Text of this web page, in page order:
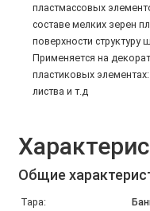
пластмассовых
составе мелких зерен
поверхности структуру
Применяется на
пластиковых
листва и т.д
Общие
Тара: